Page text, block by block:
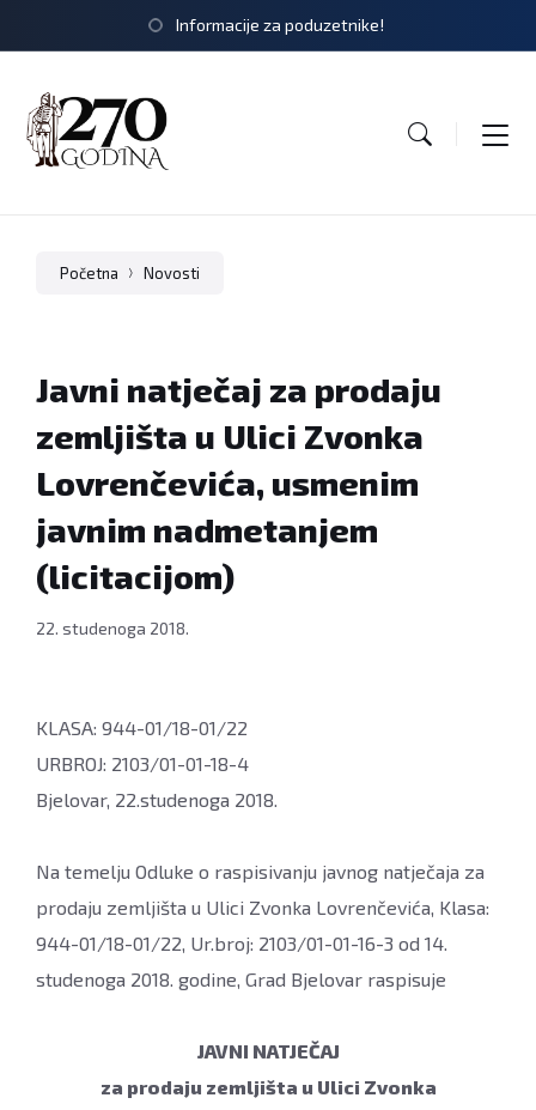
Informacije za poduzetnike!
Početna Novosti
Javni natječaj za prodaju
zemljišta u Ulici Zvonka
Lovrenčevića, usmenim
javnim nadmetanjem
(licitacijom)
22. studenoga 2018.
KLASA: 944-01/18-01/22
URBROJ: 2103/01-01-18-4
Bjelovar, 22.studenoga 2018.
Na temelju Odluke o raspisivanju javnog natječaja za
prodaju zemljišta u Ulici Zvonka Lovrenčevića, Klasa:
944-01/18-01/22, Ur.broj: 2103/01-01-16-3 od 14.
studenoga 2018. godine, Grad Bjelovar raspisuje
JAVNI NATJEČAJ
za prodaju zemljišta u Ulici Zvonka